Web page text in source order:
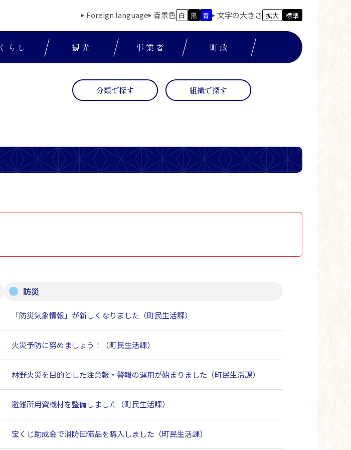
Foreign language 背景色 白 黒 青 文字の大きさ 拡大 標準
くらし 観光 事業者 町政
分類で探す 組織で探す
防災
「防災気象情報」が新しくなりました（町民生活課）
火災予防に努めましょう！（町民生活課）
林野火災を目的とした注意報・警報の運用が始まりました（町民生活課）
避難所用資機材を整備しました（町民生活課）
宝くじ助成金で消防団備品を購入しました（町民生活課）